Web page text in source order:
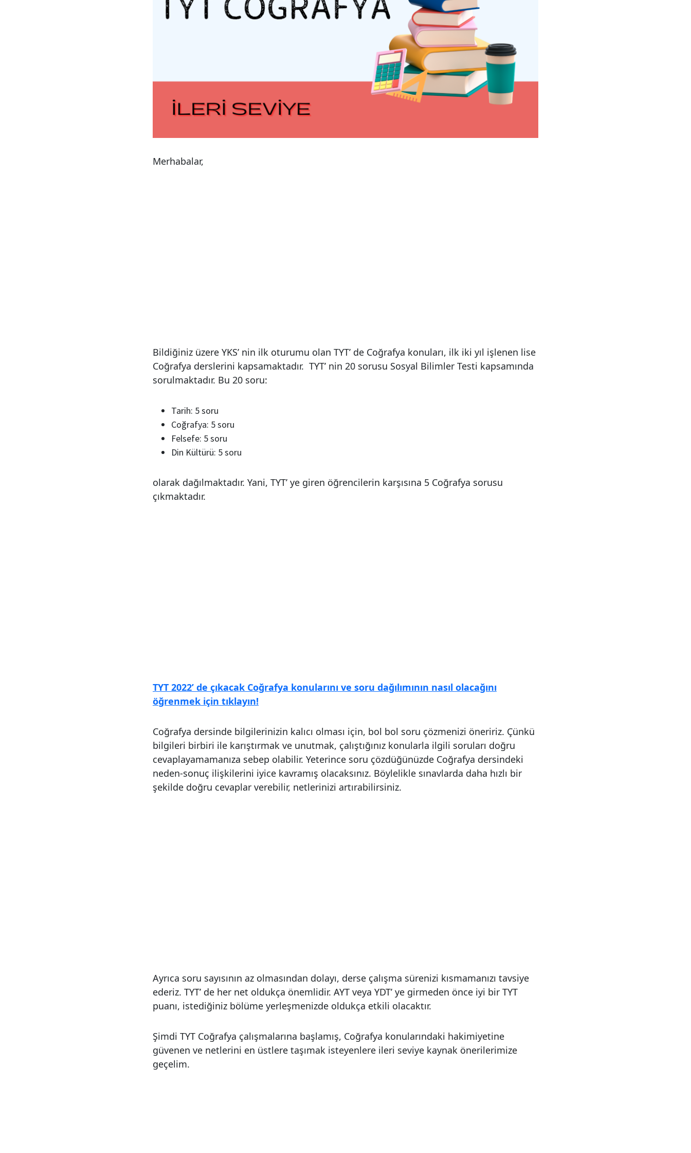
Merhabalar,
Bildiğiniz üzere YKS’ nin ilk oturumu olan TYT’ de Coğrafya konuları, ilk iki yıl işlenen lise
Coğrafya derslerini kapsamaktadır. TYT’ nin 20 sorusu Sosyal Bilimler Testi kapsamında
sorulmaktadır. Bu 20 soru:
Tarih: 5 soru
Coğrafya: 5 soru
Felsefe: 5 soru
Din Kültürü: 5 soru
olarak dağılmaktadır. Yani, TYT’ ye giren öğrencilerin karşısına 5 Coğrafya sorusu
çıkmaktadır.
TYT 2022’ de çıkacak Coğrafya konularını ve soru dağılımının nasıl olacağını
öğrenmek için tıklayın!
Coğrafya dersinde bilgilerinizin kalıcı olması için, bol bol soru çözmenizi öneririz. Çünkü
bilgileri birbiri ile karıştırmak ve unutmak, çalıştığınız konularla ilgili soruları doğru
cevaplayamamanıza sebep olabilir. Yeterince soru çözdüğünüzde Coğrafya dersindeki
neden-sonuç ilişkilerini iyice kavramış olacaksınız. Böylelikle sınavlarda daha hızlı bir
şekilde doğru cevaplar verebilir, netlerinizi artırabilirsiniz.
Ayrıca soru sayısının az olmasından dolayı, derse çalışma sürenizi kısmamanızı tavsiye
ederiz. TYT’ de her net oldukça önemlidir. AYT veya YDT’ ye girmeden önce iyi bir TYT
puanı, istediğiniz bölüme yerleşmenizde oldukça etkili olacaktır.
Şimdi TYT Coğrafya çalışmalarına başlamış, Coğrafya konularındaki hakimiyetine
güvenen ve netlerini en üstlere taşımak isteyenlere ileri seviye kaynak önerilerimize
geçelim.